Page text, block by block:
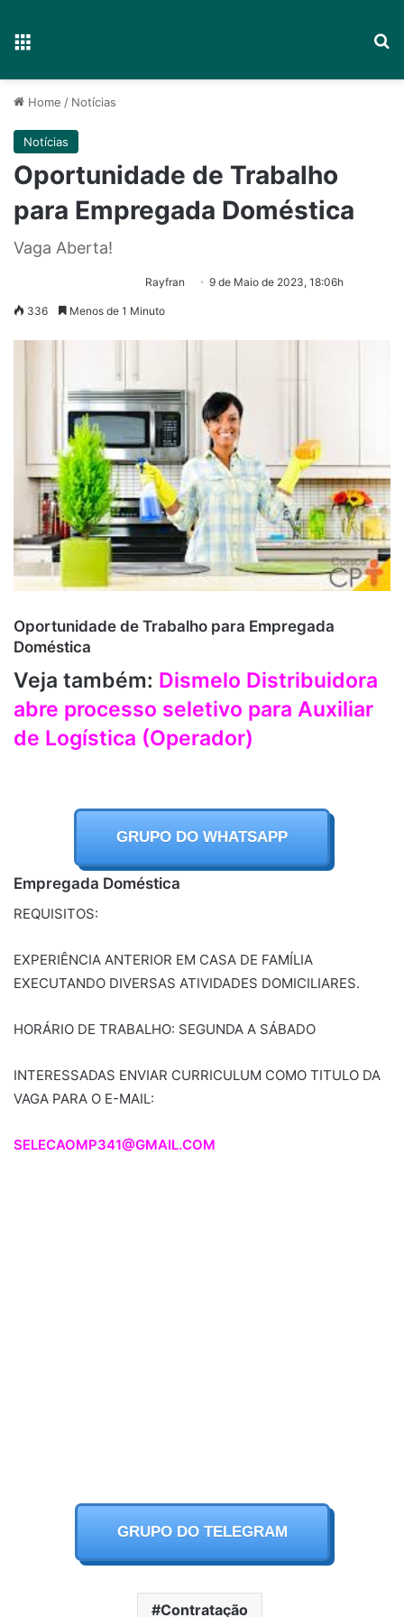
Home / Notícias
Notícias
Oportunidade de Trabalho
para Empregada Doméstica
Vaga Aberta!
Rayfran 9 de Maio de 2023, 18:06h
336 Menos de 1 Minuto
Oportunidade de Trabalho para Empregada
Doméstica
Veja também: Dismelo Distribuidora
abre processo seletivo para Auxiliar
de Logística (Operador)
GRUPO DO WHATSAPP
Empregada Doméstica
REQUISITOS:
EXPERIÊNCIA ANTERIOR EM CASA DE FAMÍLIA
EXECUTANDO DIVERSAS ATIVIDADES DOMICILIARES.
HORÁRIO DE TRABALHO: SEGUNDA A SÁBADO
INTERESSADAS ENVIAR CURRICULUM COMO TITULO DA
VAGA PARA O E-MAIL:
SELECAOMP341@GMAIL.COM
GRUPO DO TELEGRAM
Contratação